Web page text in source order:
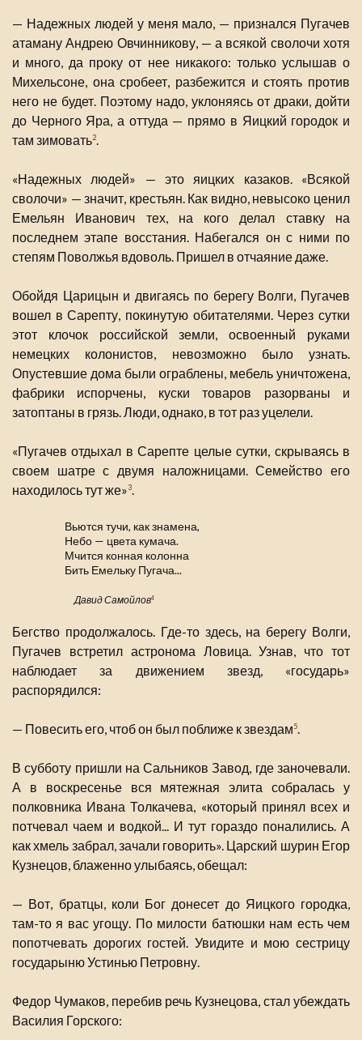
— Надежных людей у меня мало, — признался Пугачев
атаману Андрею Овчинникову, — а всякой сволочи хотя
и много, да проку от нее никакого: только услышав о
Михельсоне, она сробеет, разбежится и стоять против
него не будет. Поэтому надо, уклоняясь от драки, дойти
до Черного Яра, а оттуда — прямо в Яицкий городок и
там зимовать2.
«Надежных людей» — это яицких казаков. «Всякой
сволочи» — значит, крестьян. Как видно, невысоко ценил
Емельян Иванович тех, на кого делал ставку на
последнем этапе восстания. Набегался он с ними по
степям Поволжья вдоволь. Пришел в отчаяние даже.
Обойдя Царицын и двигаясь по берегу Волги, Пугачев
вошел в Сарепту, покинутую обитателями. Через сутки
этот клочок российской земли, освоенный руками
немецких колонистов, невозможно было узнать.
Опустевшие дома были ограблены, мебель уничтожена,
фабрики испорчены, куски товаров разорваны и
затоптаны в грязь. Люди, однако, в тот раз уцелели.
«Пугачев отдыхал в Сарепте целые сутки, скрываясь в
своем шатре с двумя наложницами. Семейство его
находилось тут же»3.
Вьются тучи, как знамена,
Небо — цвета кумача.
Мчится конная колонна
Бить Емельку Пугача...
Давид Самойлов4
Бегство продолжалось. Где-то здесь, на берегу Волги,
Пугачев встретил астронома Ловица. Узнав, что тот
наблюдает за движением звезд, «государь»
распорядился:
— Повесить его, чтоб он был поближе к звездам5.
В субботу пришли на Сальников Завод, где заночевали.
А в воскресенье вся мятежная элита собралась у
полковника Ивана Толкачева, «который принял всех и
потчевал чаем и водкой... И тут гораздо поналились. А
как хмель забрал, зачали говорить». Царский шурин Егор
Кузнецов, блаженно улыбаясь, обещал:
— Вот, братцы, коли Бог донесет до Яицкого городка,
там-то я вас угощу. По милости батюшки нам есть чем
попотчевать дорогих гостей. Увидите и мою сестрицу
государыню Устинью Петровну.
Федор Чумаков, перебив речь Кузнецова, стал убеждать
Василия Горского: